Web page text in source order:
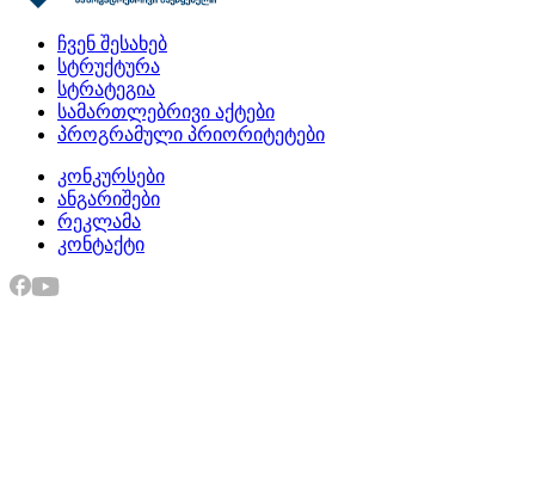
ჩვენ შესახებ
სტრუქტურა
სტრატეგია
სამართლებრივი აქტები
პროგრამული პრიორიტეტები
კონკურსები
ანგარიშები
რეკლამა
კონტაქტი